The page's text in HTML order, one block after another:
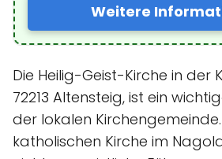
Weitere
Die Heilig-Geist-Kirche in der
72213 Altensteig, ist ein
der lokalen
katholischen Kirche im